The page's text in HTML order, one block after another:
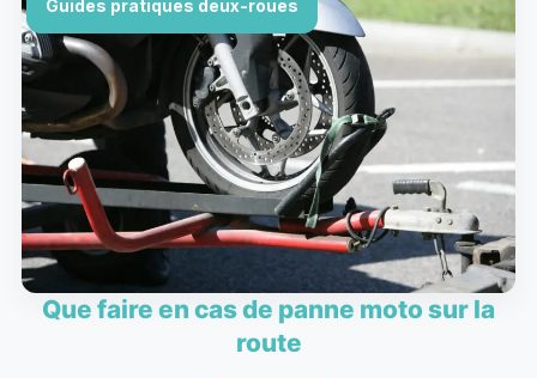
Guides pratiques deux-roues
Que faire en cas de panne moto sur la
route